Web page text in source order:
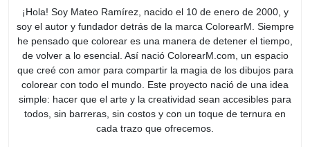
¡Hola! Soy Mateo Ramírez, nacido el 10 de enero de 2000, y
soy el autor y fundador detrás de la marca ColorearM. Siempre
he pensado que colorear es una manera de detener el tiempo,
de volver a lo esencial. Así nació ColorearM.com, un espacio
que creé con amor para compartir la magia de los dibujos para
colorear con todo el mundo. Este proyecto nació de una idea
simple: hacer que el arte y la creatividad sean accesibles para
todos, sin barreras, sin costos y con un toque de ternura en
cada trazo que ofrecemos.